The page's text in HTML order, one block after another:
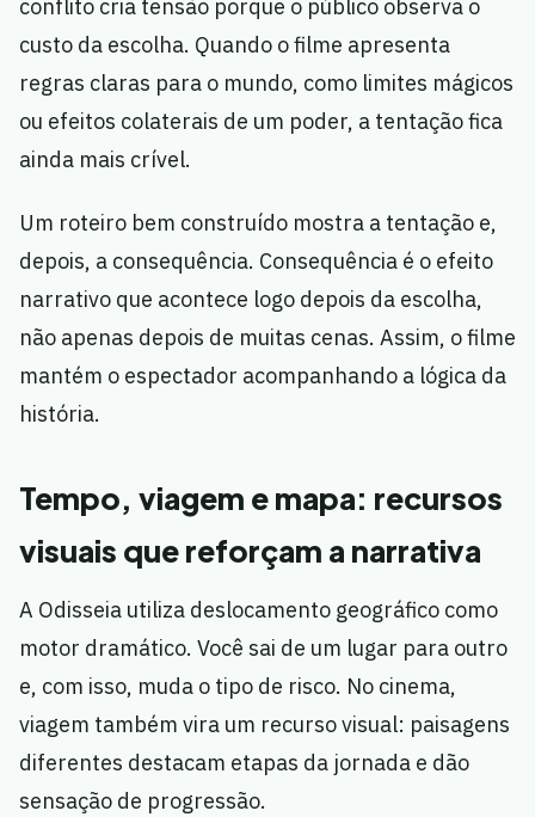
conflito cria tensão porque o público observa o
custo da escolha. Quando o filme apresenta
regras claras para o mundo, como limites mágicos
ou efeitos colaterais de um poder, a tentação fica
ainda mais crível.
Um roteiro bem construído mostra a tentação e,
depois, a consequência. Consequência é o efeito
narrativo que acontece logo depois da escolha,
não apenas depois de muitas cenas. Assim, o filme
mantém o espectador acompanhando a lógica da
história.
Tempo, viagem e mapa: recursos
visuais que reforçam a narrativa
A Odisseia utiliza deslocamento geográfico como
motor dramático. Você sai de um lugar para outro
e, com isso, muda o tipo de risco. No cinema,
viagem também vira um recurso visual: paisagens
diferentes destacam etapas da jornada e dão
sensação de progressão.